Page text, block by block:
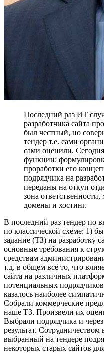
Последний раз ИТ
разработчика сайта
был честный, но
тендер т.е. сами
сами оценили.
функции:
проработки его
подрядчика на
переданы на откуп
зона
домены и хостинг.
В последний раз тендер по
по классической схеме: 1)
задание (ТЗ) на разработку
основные требования к
средствам
т.д. в общем всё то, что
сайта на различных
потенциальных
казалось наиболее
Собрали коммерческие
наше ТЗ. Произвели их
Выбрали подрядчика и
результат.
выбранный на тендере
некоторых старых сайтов